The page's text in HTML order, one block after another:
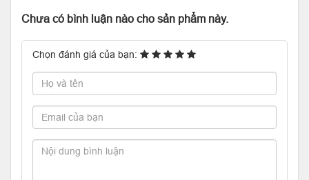
Chưa có bình luận nào cho sản phẩm này.
Chọn đánh giá của bạn: